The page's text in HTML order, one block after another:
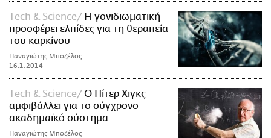
Τech & Science
Η γονιδιωματική
προσφέρει ελπίδες για τη θεραπεία
του καρκίνου
Παναγιώτης Μποζέλος
16.1.2014
Τech & Science
Ο Πίτερ Χιγκς
αμφιβάλλει για το σύγχρονο
ακαδημαϊκό σύστημα
Παναγιώτης Μποζέλος